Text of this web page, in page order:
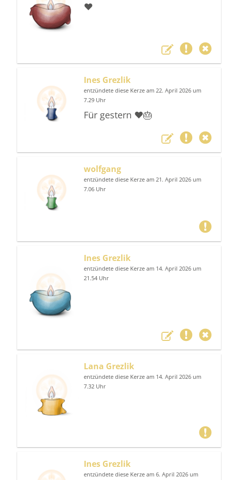
❤️
Ines Grezlik
entzündete diese Kerze am 22. April 2026 um
7.29 Uhr
Für gestern ❤️🎂
wolfgang
entzündete diese Kerze am 21. April 2026 um
7.06 Uhr
Ines Grezlik
entzündete diese Kerze am 14. April 2026 um
21.54 Uhr
Lana Grezlik
entzündete diese Kerze am 14. April 2026 um
7.32 Uhr
Ines Grezlik
entzündete diese Kerze am 6. April 2026 um